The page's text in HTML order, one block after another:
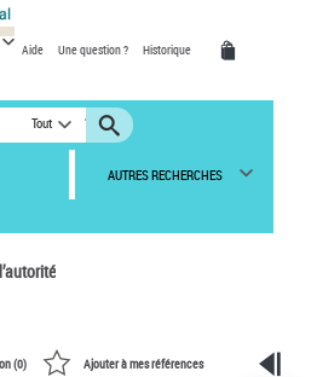
Aide Une question ? Historique
Tout
AUTRES RECHERCHES
(0) Ajouter à mes références